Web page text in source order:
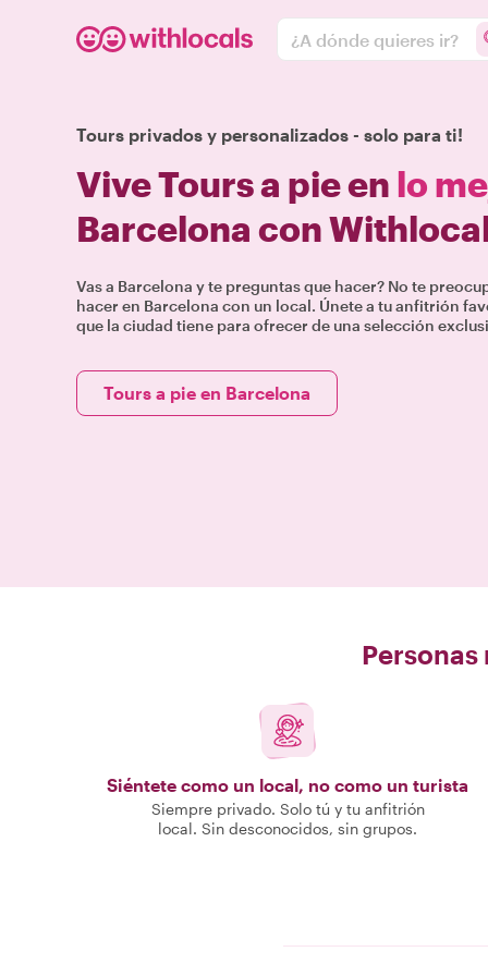
¿A dónde quieres ir?
Tours privados y personalizados - solo para ti!
Vive Tours a pie en lo
Barcelona con
Vas a Barcelona y te preguntas que hacer? No te
hacer en Barcelona con un local. Únete a tu anfitrión
que la ciudad tiene para ofrecer de una selección
Tours a pie en Barcelona
Siéntete como un local, no como un turista
Siempre privado. Solo tú y tu anfitrión
local. Sin desconocidos, sin grupos.